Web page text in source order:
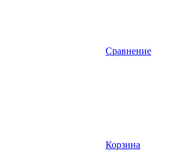
Сравнение
Корзина